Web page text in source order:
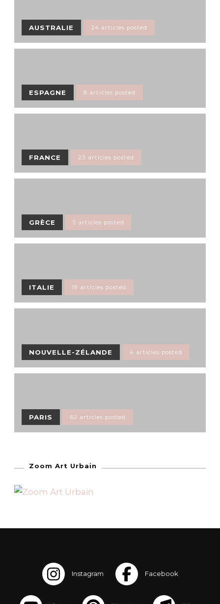
AUSTRALIE 24 articles posted
ESPAGNE 8 articles posted
FRANCE 23 articles posted
GRÈCE 5 articles posted
ITALIE 19 articles posted
NOUVELLE-ZÉLANDE 4 articles posted
PARIS 62 articles posted
Zoom Art Urbain